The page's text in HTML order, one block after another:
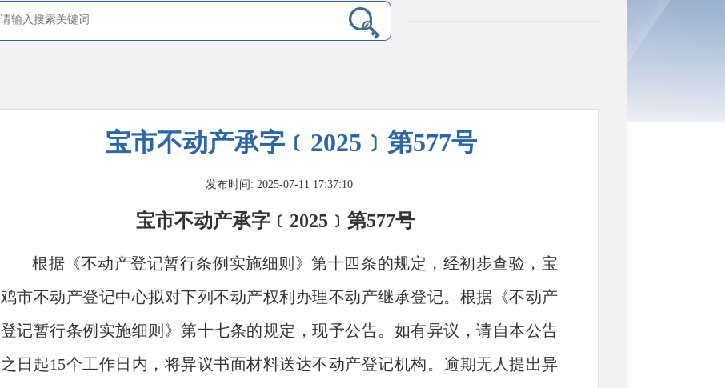
宝市不动产承字﹝2025﹞第577号
发布时间: 2025-07-11 17:37:10
宝市不动产承字﹝ 2025 ﹞ 第577号
根据《不动产登记暂行条例实施细则》第十四条的规定，经初步查验， 宝
鸡市不动产登记中心拟对下列不动产权利办理不动产继承登记。根据《不动产
登记暂行条例实施细则》第十七条的规定，现予公告。如有异议，请自本公告
之日起15个工作日内，将异议书面材料送达不动产登记机构。逾期无人提出异